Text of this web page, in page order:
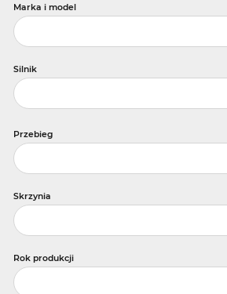
Marka i model
Silnik
Przebieg
Skrzynia
Rok produkcji